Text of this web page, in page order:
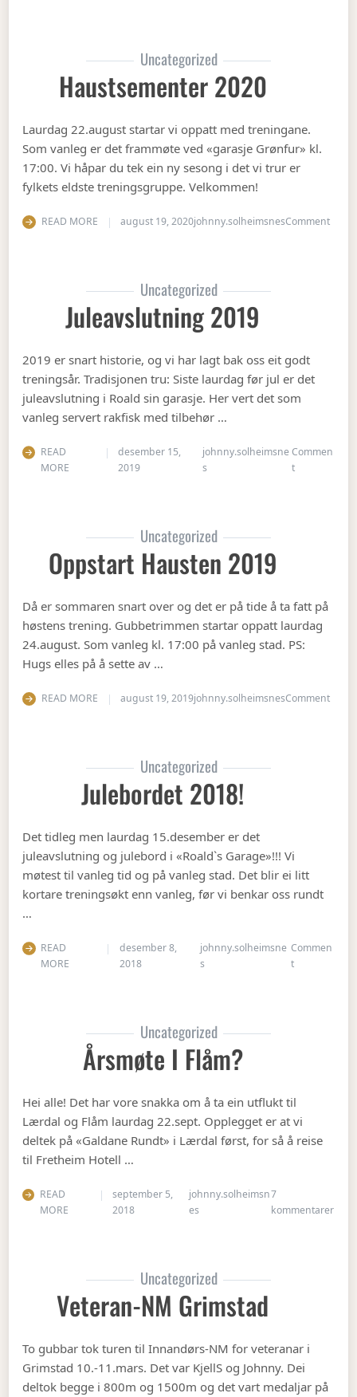
Uncategorized
Haustsementer 2020
Laurdag 22.august startar vi oppatt med treningane.
Som vanleg er det frammøte ved «garasje Grønfur» kl.
17:00. Vi håpar du tek ein ny sesong i det vi trur er
fylkets eldste treningsgruppe. Velkommen!
READ MORE august 19, 2020johnny.solheimsnesCommenton
Uncategorized
Juleavslutning 2019
2019 er snart historie, og vi har lagt bak oss eit godt
treningsår. Tradisjonen tru: Siste laurdag før jul er det
juleavslutning i Roald sin garasje. Her vert det som
vanleg servert rakfisk med tilbehør …
READ
MORE
desember 15,
2019
johnny.solheimsne
s
Commen
ton
Uncategorized
Oppstart Hausten 2019
Då er sommaren snart over og det er på tide å ta fatt på
høstens trening. Gubbetrimmen startar oppatt laurdag
24.august. Som vanleg kl. 17:00 på vanleg stad. PS:
Hugs elles på å sette av …
READ MORE august 19, 2019johnny.solheimsnesCommenton
Uncategorized
Julebordet 2018!
Det tidleg men laurdag 15.desember er det
juleavslutning og julebord i «Roald`s Garage»!!! Vi
møtest til vanleg tid og på vanleg stad. Det blir ei litt
kortare treningsøkt enn vanleg, før vi benkar oss rundt
…
READ
MORE
desember 8,
2018
johnny.solheimsne
s
Commen
ton Julebordet
Uncategorized
Årsmøte I Flåm?
Hei alle! Det har vore snakka om å ta ein utflukt til
Lærdal og Flåm laurdag 22.sept. Opplegget er at vi
deltek på «Galdane Rundt» i Lærdal først, for så å reise
til Fretheim Hotell …
READ
MORE
september 5,
2018
johnny.solheimsn
es
7
kommentarertil
Uncategorized
Veteran-NM Grimstad
To gubbar tok turen til Innandørs-NM for veteranar i
Grimstad 10.-11.mars. Det var KjellS og Johnny. Dei
deltok begge i 800m og 1500m og det vart medaljar på